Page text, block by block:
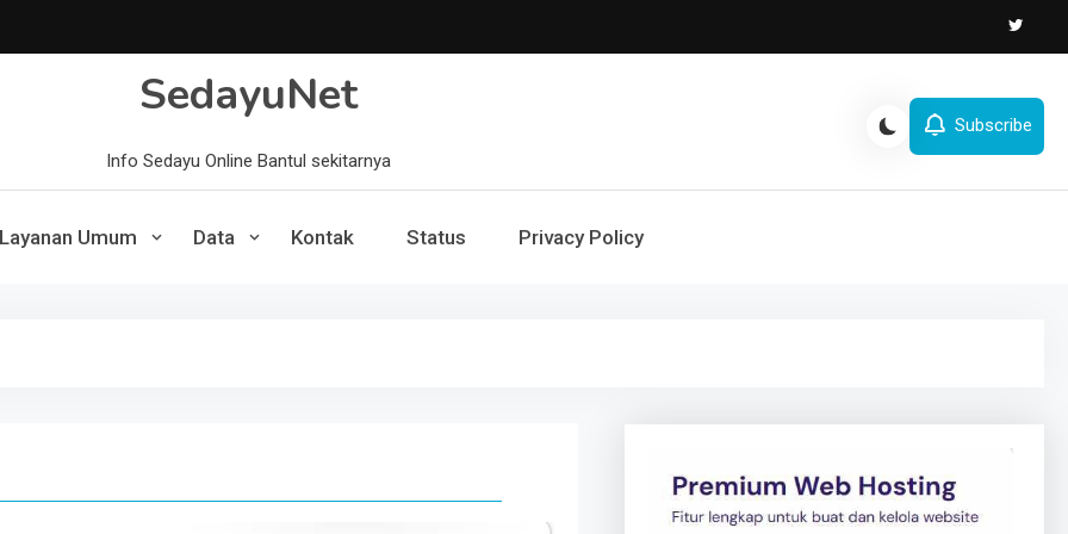
SedayuNet
Info Sedayu Online Bantul sekitarnya
Subscribe
Layanan Umum Data Kontak Status Privacy Policy